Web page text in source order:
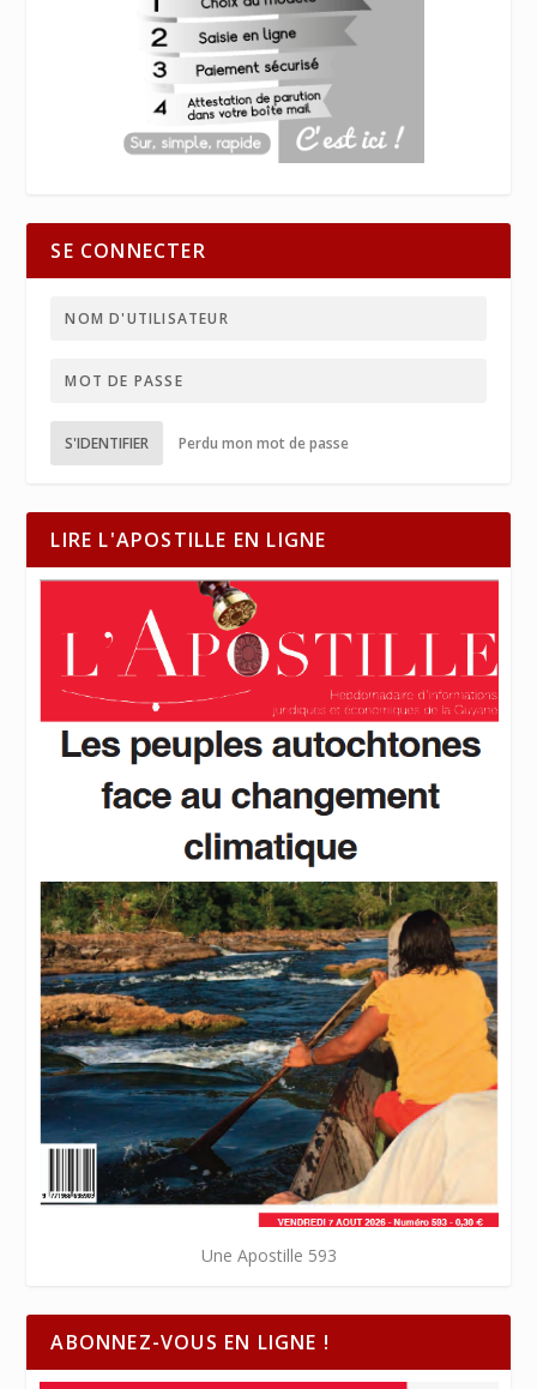
SE CONNECTER
S'IDENTIFIER Perdu mon mot de passe
LIRE L'APOSTILLE EN LIGNE
Une Apostille 593
ABONNEZ-VOUS EN LIGNE !